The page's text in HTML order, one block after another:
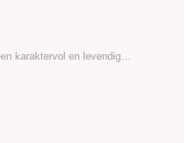
karaktervol en levendig…